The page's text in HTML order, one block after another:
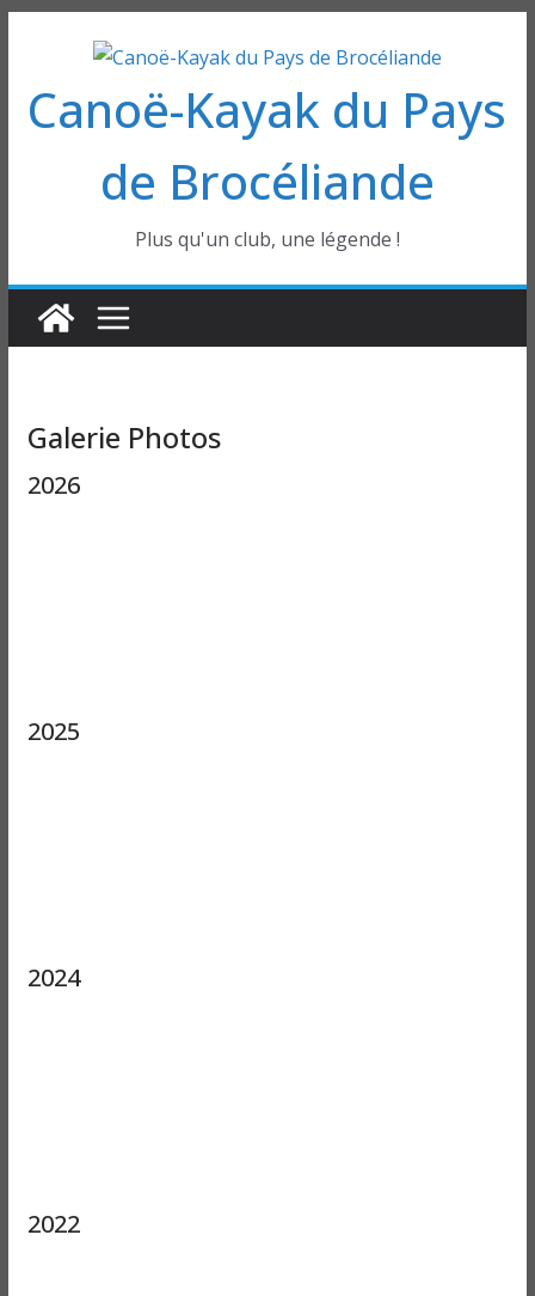
contenu
Canoë-Kayak du Pays
de Brocéliande
Plus qu'un club, une légende !
Galerie Photos
2026
2025
2024
2022